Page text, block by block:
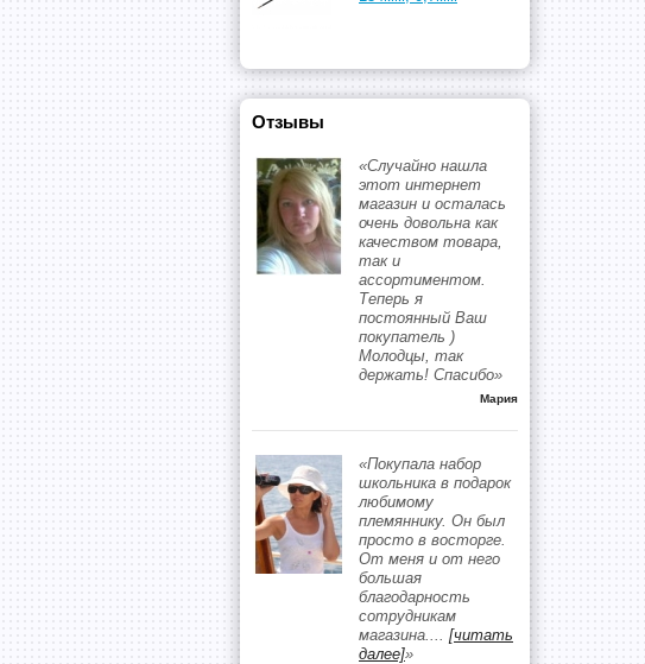
Отзывы
«Случайно нашла
этот интернет
магазин и осталась
очень довольна как
качеством товара,
так и
ассортиментом.
Теперь я
постоянный Ваш
покупатель )
Молодцы, так
держать! Спасибо»
Мария
«Покупала набор
школьника в подарок
любимому
племяннику. Он был
просто в восторге.
От меня и от него
большая
благодарность
сотрудникам
магазина.... [читать
далее]»